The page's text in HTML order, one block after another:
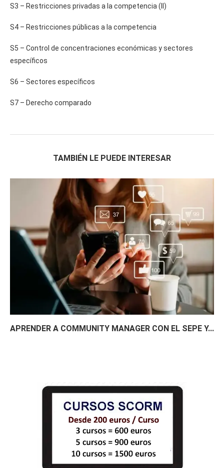
S3 – Restricciones privadas a la competencia (II)
S4 – Restricciones públicas a la competencia
S5 – Control de concentraciones económicas y sectores
específicos
S6 – Sectores específicos
S7 – Derecho comparado
TAMBIÉN LE PUEDE INTERESAR
APRENDER A COMMUNITY MANAGER CON EL SEPE Y...